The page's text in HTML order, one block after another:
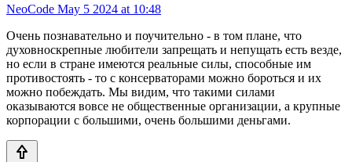
NeoCode May 5 2024 at 10:48
Очень познавательно и поучительно - в том плане, что
духовноскрепные любители запрещать и непущать есть везде,
но если в стране имеются реальные силы, способные им
противостоять - то с консерваторами можно бороться и их
можно побеждать. Мы видим, что такими силами
оказываются вовсе не общественные организации, а крупные
корпорации с большими, очень большими деньгами.